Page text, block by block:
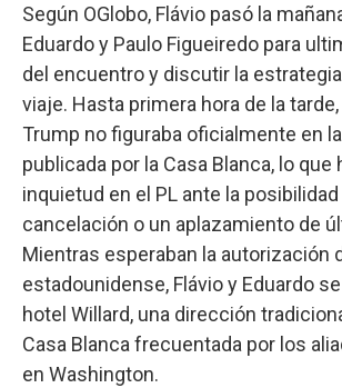
Según OGlobo, Flávio pasó la
Eduardo y Paulo Figueiredo para
del encuentro y discutir la
viaje. Hasta primera hora de la
Trump no figuraba oficialmente en
publicada por la Casa Blanca, lo que
inquietud en el PL ante la posibilidad
cancelación o un aplazamiento de
Mientras esperaban la autorización
estadounidense, Flávio y Eduardo
hotel Willard, una dirección
Casa Blanca frecuentada por los
en Washington.